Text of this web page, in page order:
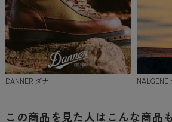
DANNER ダナー NALGENE
この商品を見た人はこんな商品